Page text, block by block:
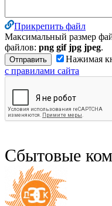
Прикрепить файл
Максимальный размер
файлов: png gif jpg jpeg.
Нажимая
с правилами сайта
Сбытовые